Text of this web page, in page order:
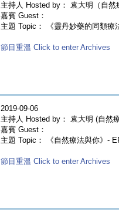
主持人 Hosted by： 袁大明（自然
嘉賓 Guest：
主題 Topic： 《靈丹妙藥的同類
節目重溫 Click to enter Archives
2019-09-06
主持人 Hosted by： 袁大明 (自然
嘉賓 Guest：
主題 Topic： 《自然療法與你》-
節目重溫 Click to enter Archives